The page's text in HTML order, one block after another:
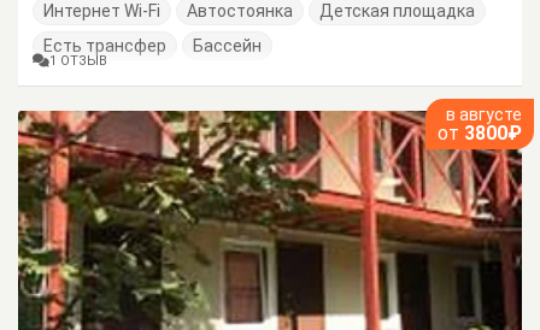
Интернет Wi-Fi Автостоянка
Детская площадка
Есть трансфер
Бассейн
1 ОТЗЫВ
в августе
от 3800₽